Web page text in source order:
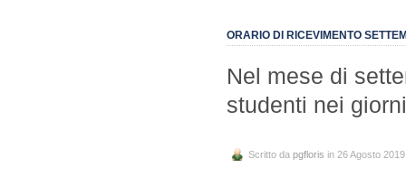
ORARIO DI RICEVIMENTO
Nel mese di
studenti nei
Scritto da pgfloris in 26 Agosto 2019